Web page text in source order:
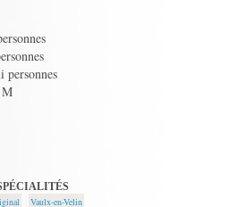
personnes
Vaulx-en-Velin